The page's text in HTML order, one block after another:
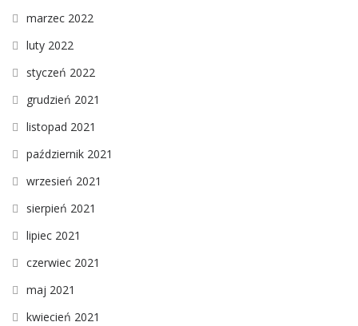
marzec 2022
luty 2022
styczeń 2022
grudzień 2021
listopad 2021
październik 2021
wrzesień 2021
sierpień 2021
lipiec 2021
czerwiec 2021
maj 2021
kwiecień 2021